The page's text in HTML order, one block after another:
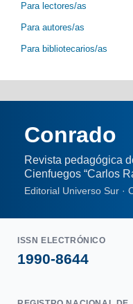
Para lectores/as
Para autores/as
Para bibliotecarios/as
Conrado
Revista pedagógica
Cienfuegos “Carlos
Editorial Universo Sur ·
ISSN ELECTRÓNICO
1990-8644